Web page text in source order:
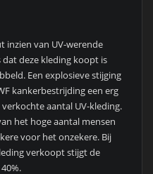
inzien van UV-werende
deze kleding koopt is
Een explosieve stijging
kankerbestrijding een erg
aantal UV-kleding.
het hoge aantal mensen
voor het onzekere. Bij
verkoopt stijgt de